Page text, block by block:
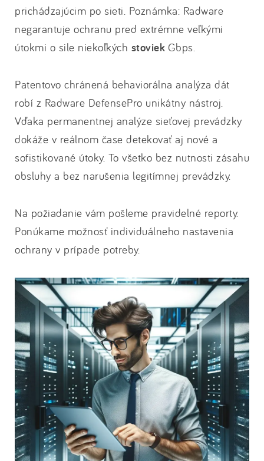
prichádzajúcim po sieti. Poznámka: Radware
negarantuje ochranu pred extrémne veľkými
útokmi o sile niekoľkých stoviek Gbps.
Patentovo chránená behaviorálna analýza dát
robí z Radware DefensePro unikátny nástroj.
Vďaka permanentnej analýze sieťovej prevádzky
dokáže v reálnom čase detekovať aj nové a
sofistikované útoky. To všetko bez nutnosti zásahu
obsluhy a bez narušenia legitímnej prevádzky.
Na požiadanie vám pošleme pravidelné reporty.
Ponúkame možnosť individuálneho nastavenia
ochrany v prípade potreby.